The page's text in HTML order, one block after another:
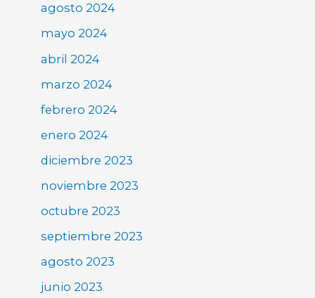
agosto 2024
mayo 2024
abril 2024
marzo 2024
febrero 2024
enero 2024
diciembre 2023
noviembre 2023
octubre 2023
septiembre 2023
agosto 2023
junio 2023